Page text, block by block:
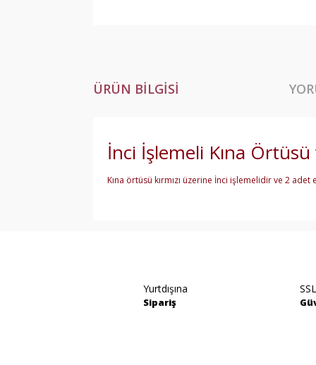
ÜRÜN BILGISI
İnci İşlemeli Kına
Kına örtüsü kırmızı üzerine İnci işlemelidir ve 2
Ürün açıklamasında eksik bilgiler bulunuyor.
Ürün bilgilerinde hatalar bulunuyor.
Yurtdışına
Sipariş